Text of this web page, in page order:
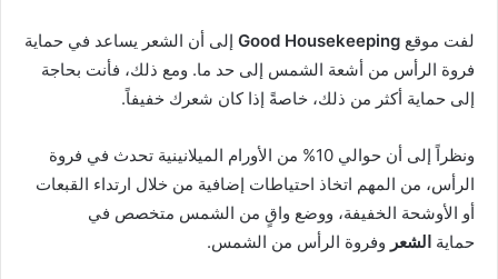
لفت موقع Good Housekeeping إلى أن الشعر يساعد في حماية
فروة الرأس من أشعة الشمس إلى حد ما. ومع ذلك، فأنت بحاجة
إلى حماية أكثر من ذلك، خاصةً إذا كان شعرك خفيفاً.
ونظراً إلى أن حوالي 10% من الأورام الميلانينية تحدث في فروة
الرأس، من المهم اتخاذ احتياطات إضافية من خلال ارتداء القبعات
أو الأوشحة الخفيفة، ووضع واقٍ من الشمس متخصص في
حماية الشعر وفروة الرأس من الشمس.